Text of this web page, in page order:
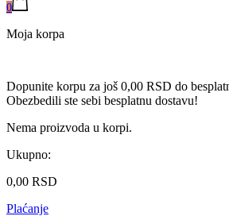
0
Moja korpa
Dopunite korpu za još 0,00 RSD do
Obezbedili ste sebi besplatnu dostavu!
Nema proizvoda u korpi.
Ukupno:
0,00 RSD
Plaćanje